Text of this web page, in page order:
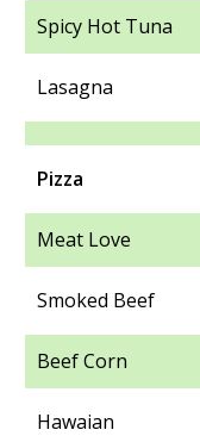
Spicy Hot Tuna
Lasagna
Pizza
Meat Love
Smoked Beef
Beef Corn
Hawaian